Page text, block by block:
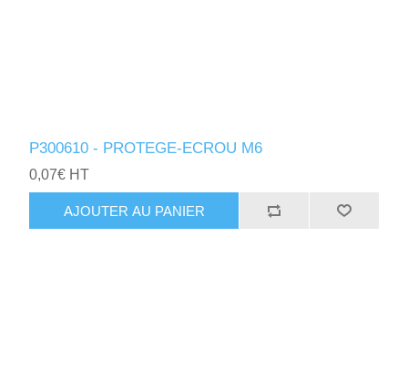
P300610 - PROTEGE-ECROU M6
0,07€ HT
AJOUTER AU PANIER